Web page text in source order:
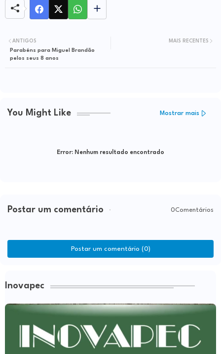
MAIS RECENTES
ANTIGOS
Parabéns para Miguel Brandão
pelos seus 8 anos
You Might Like Mostrar mais
Error: Nenhum resultado encontrado
Postar um comentário 0Comentários
Postar um comentário (0)
Inovapec